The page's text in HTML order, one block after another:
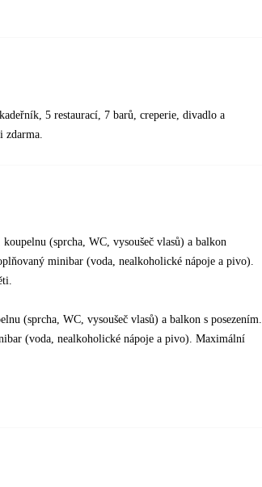
5 restaurací, 7 barů, creperie, divadlo a
(sprcha, WC, vysoušeč vlasů) a balkon
minibar (voda, nealkoholické nápoje a pivo).
(sprcha, WC, vysoušeč vlasů) a balkon s posezením.
(voda, nealkoholické nápoje a pivo). Maximální